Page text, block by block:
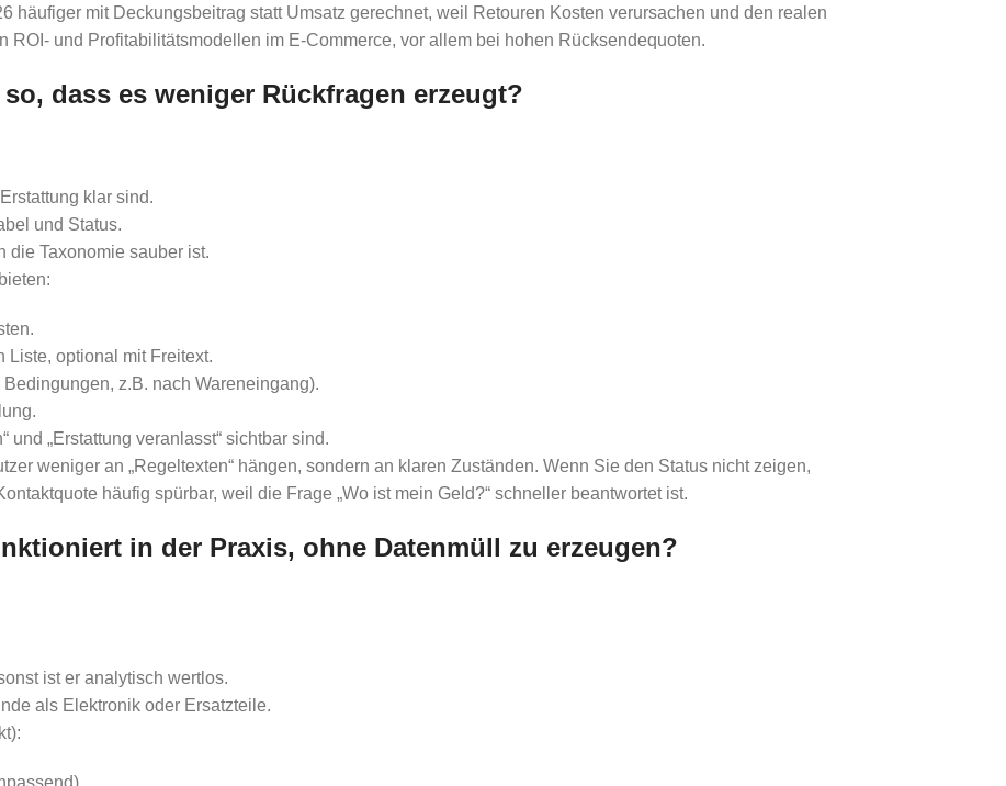
häufiger mit Deckungsbeitrag statt Umsatz gerechnet, weil Retouren Kosten verursachen und den realen
und Profitabilitätsmodellen im E-Commerce, vor allem bei hohen Rücksendequoten.
dass es weniger Rückfragen erzeugt?
klar sind.
und Status.
die Taxonomie sauber ist.
Liste, optional mit Freitext.
z.B. nach Wareneingang).
und „Erstattung veranlasst“ sichtbar sind.
weniger an „Regeltexten“ hängen, sondern an klaren Zuständen. Wenn Sie den Status nicht zeigen,
häufig spürbar, weil die Frage „Wo ist mein Geld?“ schneller beantwortet ist.
in der Praxis, ohne Datenmüll zu erzeugen?
ist er analytisch wertlos.
als Elektronik oder Ersatzteile.